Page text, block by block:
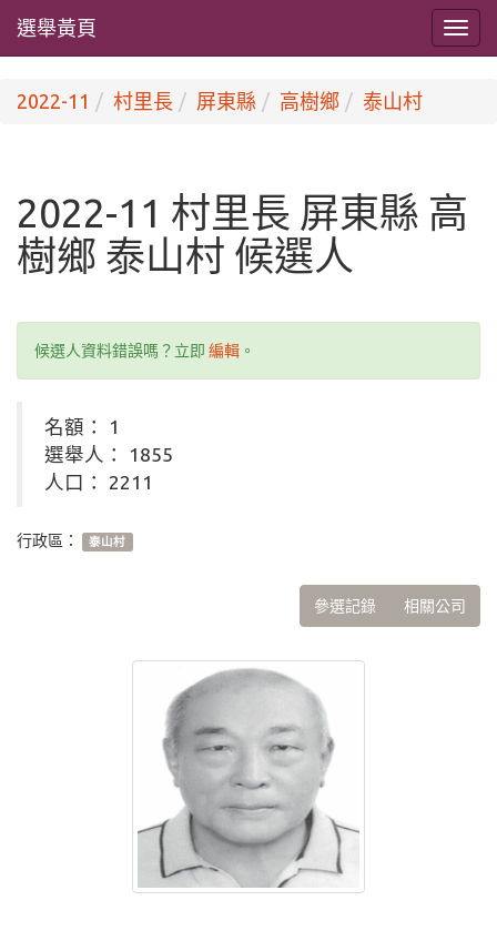
選舉黃頁
2022-11 村里長 屏東縣 高樹鄉 泰山村
2022-11 村里長 屏東縣 高
樹鄉 泰山村 候選人
候選人資料錯誤嗎？立即 編輯 。
名額： 1
選舉人： 1855
人口： 2211
行政區： 泰山村
參選記錄 相關公司